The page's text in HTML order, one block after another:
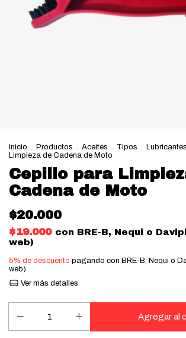
Inicio . Productos . Aceites . Tipos . Lubricantes
Limpieza de Cadena de Moto
Cepillo para
Cadena de Moto
$20.000
$19.000 con BRE-B, Nequi o
web)
5% de descuento pagando con BRE-B, Nequi o
web)
Ver más detalles